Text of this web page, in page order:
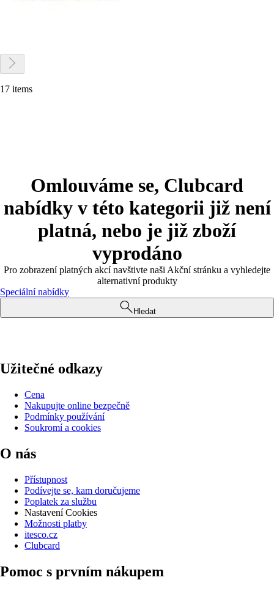
17 items
Omlouváme se, Clubcard
nabídky v této kategorii již není
platná, nebo je již zboží
vyprodáno
Pro zobrazení platných akcí navštivte naši Akční stránku a vyhledejte
alternativní produkty
Speciální nabídky
Hledat
Užitečné odkazy
Cena
Nakupujte online bezpečně
Podmínky používání
Soukromí a cookies
O nás
Přístupnost
Podívejte se, kam doručujeme
Poplatek za službu
Nastavení Cookies
Možnosti platby
itesco.cz
Clubcard
Pomoc s prvním nákupem